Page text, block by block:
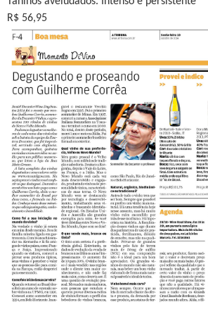
R$ 56,95